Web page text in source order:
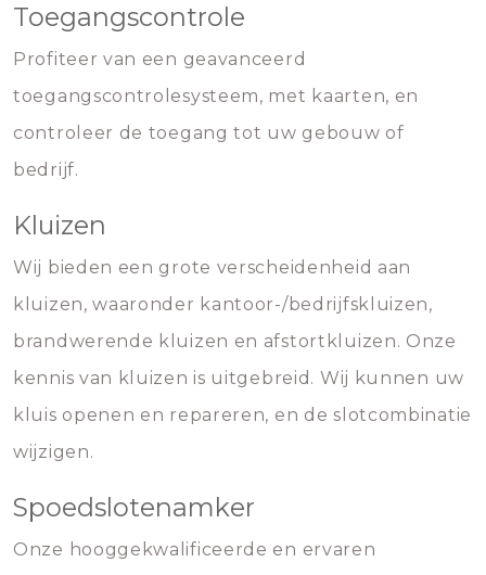
Toegangscontrole
Profiteer van een geavanceerd
toegangscontrolesysteem, met kaarten, en
controleer de toegang tot uw gebouw of
bedrijf.
Kluizen
Wij bieden een grote verscheidenheid aan
kluizen, waaronder kantoor-/bedrijfskluizen,
brandwerende kluizen en afstortkluizen. Onze
kennis van kluizen is uitgebreid. Wij kunnen uw
kluis openen en repareren, en de slotcombinatie
wijzigen.
Spoedslotenamker
Onze hooggekwalificeerde en ervaren